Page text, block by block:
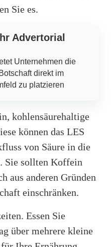
Sie es.
Advertorial
Unternehmen die
direkt im
zu platzieren
kohlensäurehaltige
können das LES
von Säure in die
Sie sollten Koffein
aus anderen Gründen
einschränken.
Essen Sie
über mehrere kleine